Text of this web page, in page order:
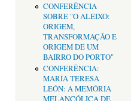
CONFERÊNCIA
SOBRE "O ALEIXO:
ORIGEM,
TRANSFORMAÇÃO E
ORIGEM DE UM
BAIRRO DO PORTO"
CONFERÊNCIA:
MARÍA TERESA
LEÓN: A MEMÓRIA
MELANCÓLICA DE